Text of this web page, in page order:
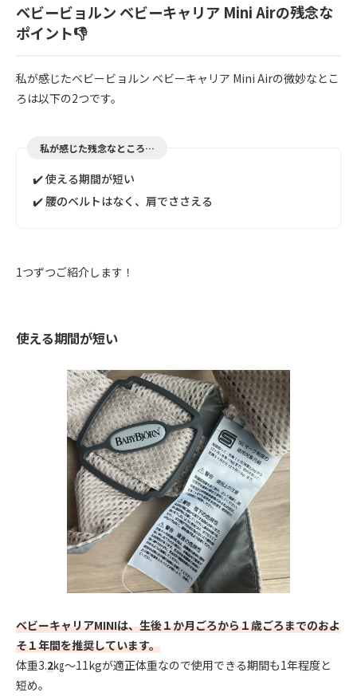
ベビービョルン ベビーキャリア Mini Airの残念な
ポイント👎
私が感じたベビービョルン ベビーキャリア Mini Airの微妙なとこ
ろは以下の2つです。
私が感じた残念なところ…
✔️ 使える期間が短い
✔️ 腰のベルトはなく、肩でささえる
1つずつご紹介します！
使える期間が短い
ベビーキャリアMINIは、生後１か月ごろから１歳ごろまでのおよ
そ１年間を推奨しています。
体重3.2㎏～11kgが適正体重なので使用できる期間も1年程度と
短め。